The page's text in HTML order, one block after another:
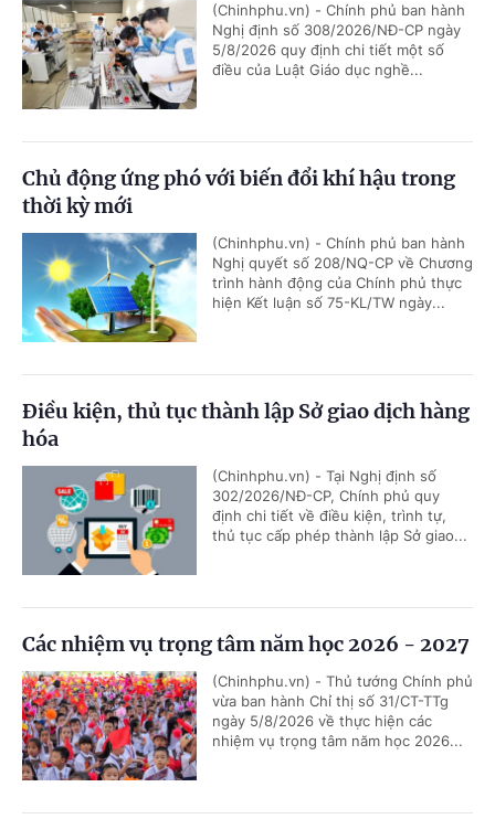
(Chinhphu.vn) - Chính phủ ban hành
Nghị định số 308/2026/NĐ-CP ngày
5/8/2026 quy định chi tiết một số
điều của Luật Giáo dục nghề...
Chủ động ứng phó với biến đổi khí hậu trong
thời kỳ mới
(Chinhphu.vn) - Chính phủ ban hành
Nghị quyết số 208/NQ-CP về Chương
trình hành động của Chính phủ thực
hiện Kết luận số 75-KL/TW ngày...
Điều kiện, thủ tục thành lập Sở giao dịch hàng
hóa
(Chinhphu.vn) - Tại Nghị định số
302/2026/NĐ-CP, Chính phủ quy
định chi tiết về điều kiện, trình tự,
thủ tục cấp phép thành lập Sở giao...
Các nhiệm vụ trọng tâm năm học 2026 - 2027
(Chinhphu.vn) - Thủ tướng Chính phủ
vừa ban hành Chỉ thị số 31/CT-TTg
ngày 5/8/2026 về thực hiện các
nhiệm vụ trọng tâm năm học 2026...